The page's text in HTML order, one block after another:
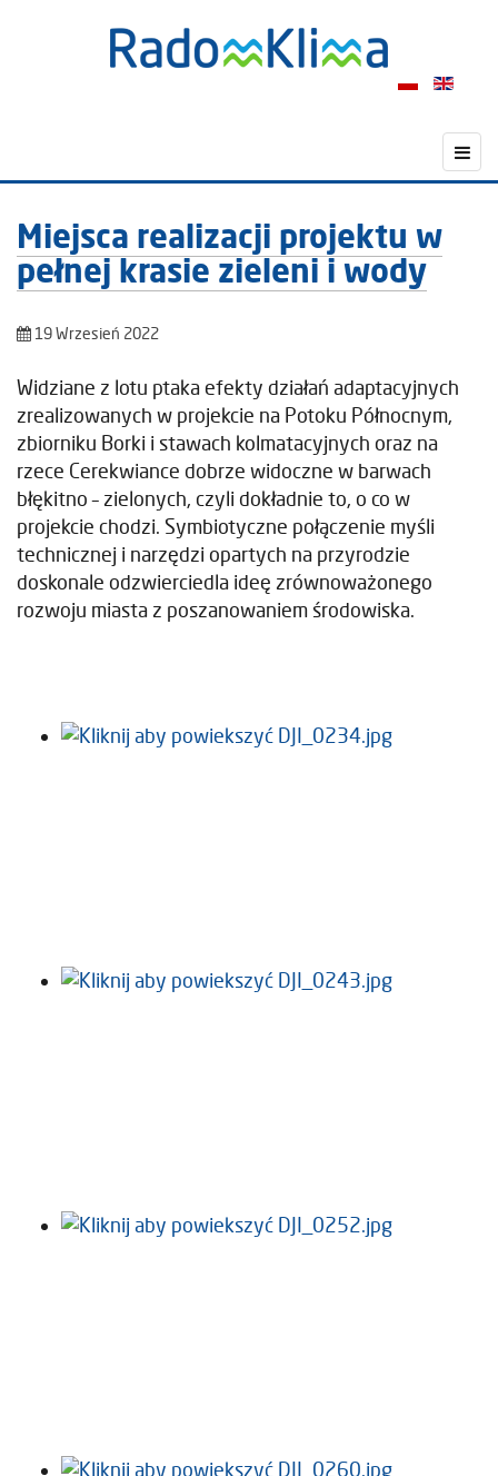
Miejsca realizacji projektu w
pełnej krasie zieleni i wody
19 Wrzesień 2022
Widziane z lotu ptaka efekty działań adaptacyjnych
zrealizowanych w projekcie na Potoku Północnym,
zbiorniku Borki i stawach kolmatacyjnych oraz na
rzece Cerekwiance dobrze widoczne w barwach
błękitno – zielonych, czyli dokładnie to, o co w
projekcie chodzi. Symbiotyczne połączenie myśli
technicznej i narzędzi opartych na przyrodzie
doskonale odzwierciedla ideę zrównoważonego
rozwoju miasta z poszanowaniem środowiska.